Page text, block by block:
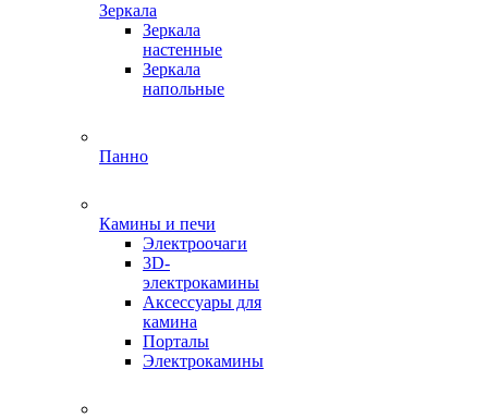
Зеркала
Зеркала
настенные
Зеркала
напольные
Панно
Камины и печи
Электроочаги
3D-
электрокамины
Аксессуары для
камина
Порталы
Электрокамины